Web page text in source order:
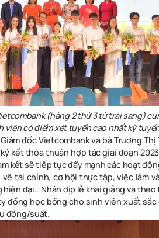
(hàng 2 thứ 3 từ trái sang)
viên có điểm xét tuyển cao nhất kỳ
đốc Vietcombank và bà Trương Thị
kết thỏa thuận hợp tác giai đoạn 2023
kết sẽ tiếp tục đẩy mạnh các hoạt
tài chính, cơ hội thực tập, việc làm
hiện đại…Nhân dịp lễ khai giảng và
đồng học bổng cho sinh viên xuất sắc
đồng/suất.